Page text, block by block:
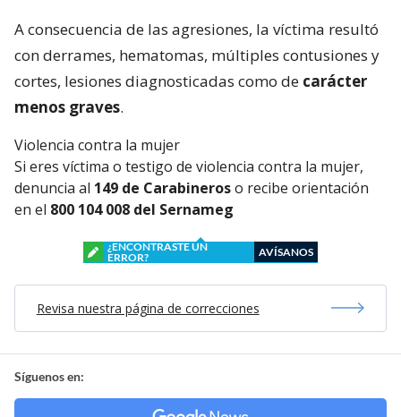
A consecuencia de las agresiones, la víctima resultó
con derrames, hematomas, múltiples contusiones y
cortes, lesiones diagnosticadas como de carácter
menos graves.
Violencia contra la mujer
Si eres víctima o testigo de violencia contra la mujer,
denuncia al 149 de Carabineroso recibe orientación
en el 800 104 008 del Sernameg
¿ENCONTRASTE UN
ERROR?
AVÍSANOS
Revisa nuestra página de correcciones
Síguenos en: